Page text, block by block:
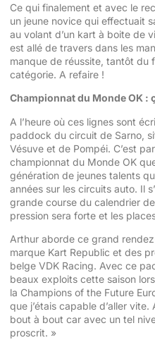
Ce qui finalement et avec le
un jeune novice qui effectuait
au volant d’un kart à boite de
est allé de travers dans les
manque de réussite, tantôt du
catégorie. A refaire !
Championnat du Monde OK :
A l’heure où ces lignes sont
paddock du circuit de Sarno,
Vésuve et de Pompéi. C’est
championnat du Monde OK
génération de jeunes talents
années sur les circuits auto. Il
grande course du calendrier
pression sera forte et les
Arthur aborde ce grand
marque Kart Republic et des
belge VDK Racing. Avec ce
beaux exploits cette saison
la Champions of the Future
que j’étais capable d’aller
bout à bout car avec un tel
proscrit. »